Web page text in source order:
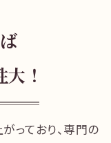
！
っており、専門の